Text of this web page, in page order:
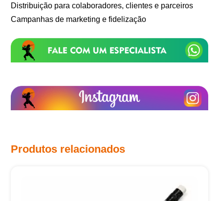
Distribuição para colaboradores, clientes e parceiros
Campanhas de marketing e fidelização
Produtos relacionados